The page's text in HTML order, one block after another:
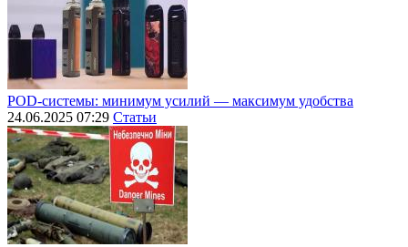
POD-системы: минимум усилий — максимум удобства
24.06.2025 07:29 Статьи